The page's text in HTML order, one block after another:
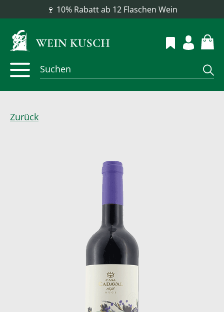
📦 Versandkostenfrei ab 100 €
Zurück